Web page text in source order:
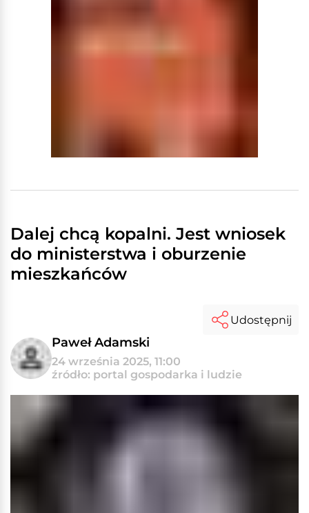
Dalej chcą kopalni. Jest wniosek
do ministerstwa i oburzenie
mieszkańców
Paweł Adamski
24 września 2025, 11:00
źródło: portal gospodarka i ludzie
Udostępnij